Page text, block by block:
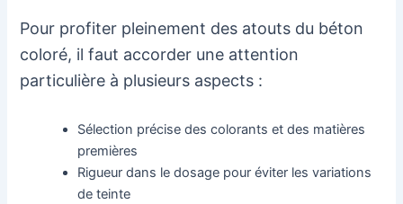
Pour profiter pleinement des atouts du béton
coloré, il faut accorder une attention
particulière à plusieurs aspects :
Sélection précise des colorants et des matières
premières
Rigueur dans le dosage pour éviter les variations
de teinte